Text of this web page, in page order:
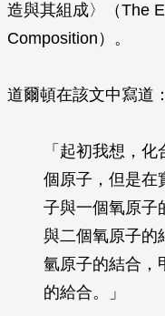
造與其組成〉（The
Composition）。
道爾頓在該文中寫道：
「起初我想，
個原子，但是在
子與一個氧原子
與二個氧原子的
氫原子的結合，
的給合。」